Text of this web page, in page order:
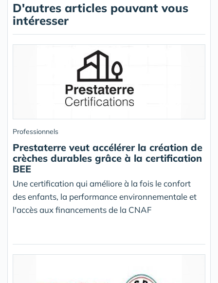
D'autres articles pouvant vous
intéresser
Professionnels
Prestaterre veut accélérer la création de
crèches durables grâce à la certification
BEE
Une certification qui améliore à la fois le confort
des enfants, la performance environnementale et
l'accès aux financements de la CNAF